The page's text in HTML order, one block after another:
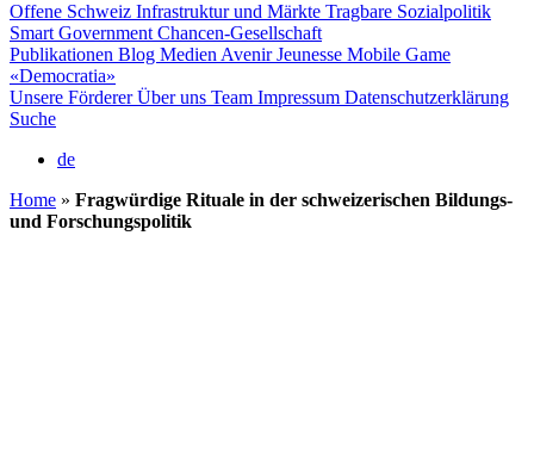
Offene Schweiz Infrastruktur und Märkte Tragbare Sozialpolitik
Smart Government Chancen-Gesellschaft
Publikationen Blog Medien Avenir Jeunesse Mobile Game
«Democratia»
Unsere FördererÜber uns Team Impressum Datenschutzerklärung
Suche
de
Home » Fragwürdige Rituale in der schweizerischen Bildungs-
und Forschungspolitik